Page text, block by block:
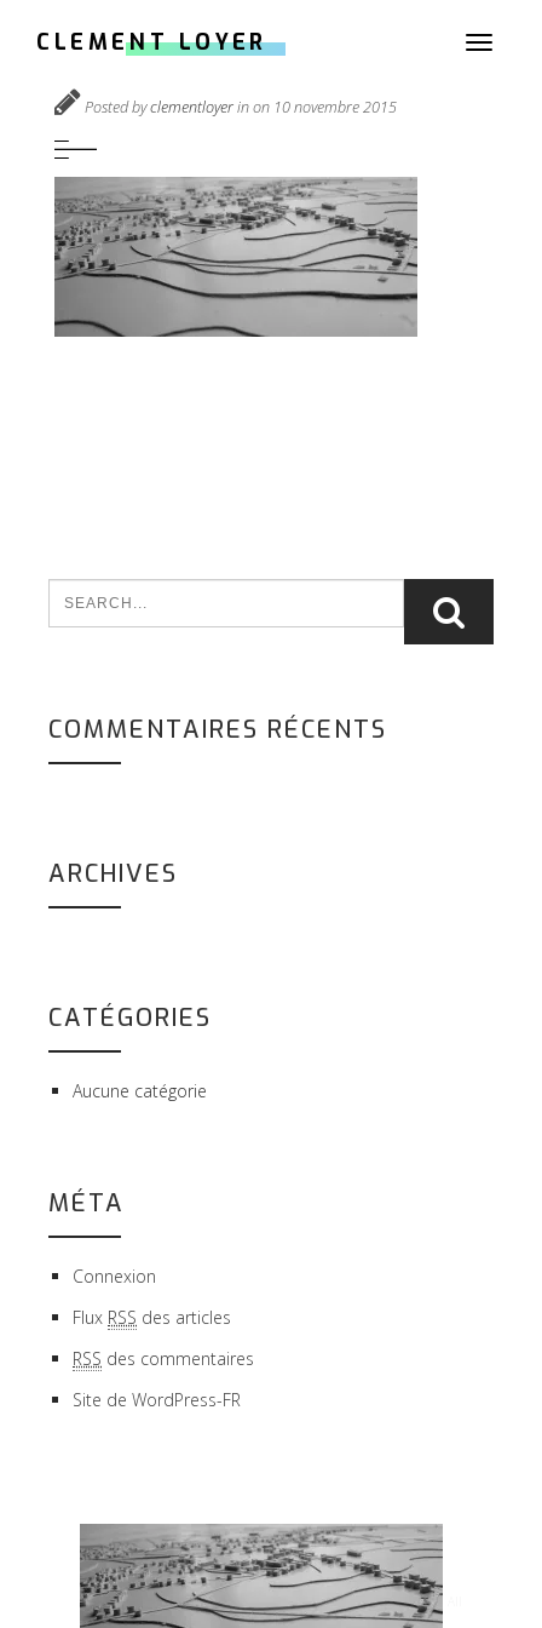
Toggle
CLEMENT LOYER
Posted byclementloyerin on 10 novembre 2015
COMMENTAIRES RÉCENTS
ARCHIVES
CATÉGORIES
Aucune catégorie
MÉTA
Connexion
Flux RSS des articles
RSS des commentaires
Site de WordPress-FR